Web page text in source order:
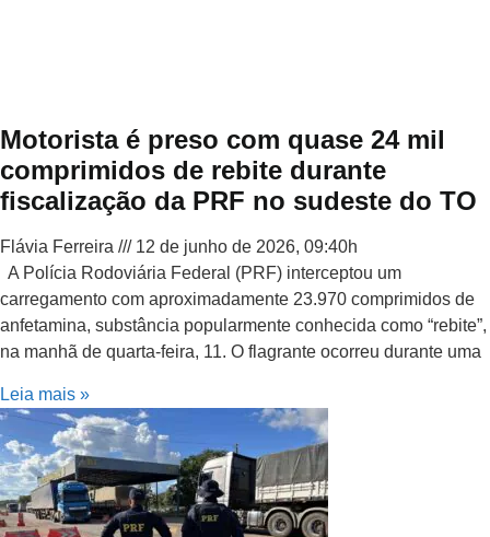
Motorista é preso com quase 24 mil
comprimidos de rebite durante
fiscalização da PRF no sudeste do TO
Flávia Ferreira
12 de junho de 2026, 09:40h
A Polícia Rodoviária Federal (PRF) interceptou um
carregamento com aproximadamente 23.970 comprimidos de
anfetamina, substância popularmente conhecida como “rebite”,
na manhã de quarta-feira, 11. O flagrante ocorreu durante uma
Leia mais »